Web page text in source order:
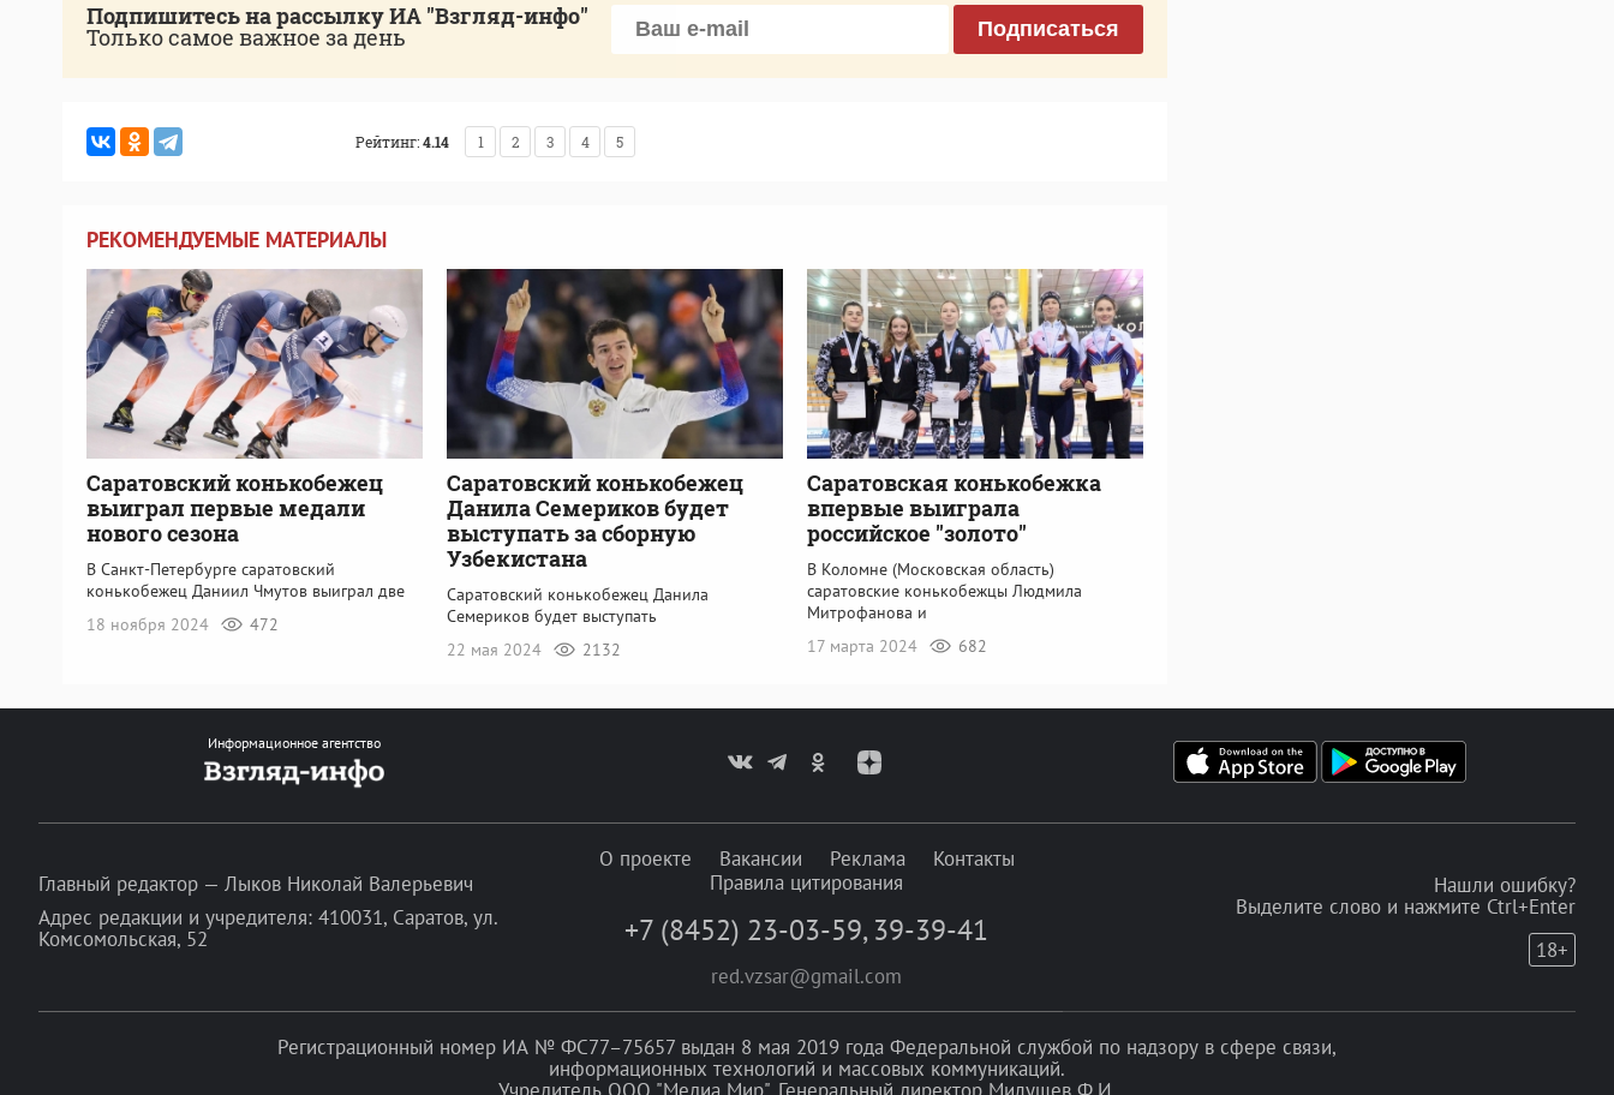
Подпишитесь на рассылку ИА "Взгляд-инфо"
Только самое важное за день Подписаться
Рейтинг:4.14 1 2 3 4 5
РЕКОМЕНДУЕМЫЕ МАТЕРИАЛЫ
Саратовский конькобежец
выиграл первые медали
нового сезона
В Санкт-Петербурге саратовский
конькобежец Даниил Чмутов выиграл две
18 ноября 2024
472
Саратовский конькобежец
Данила Семериков будет
выступать за сборную
Узбекистана
Саратовский конькобежец Данила
Семериков будет выступать
22 мая 2024
2132
Саратовская конькобежка
впервые выиграла
российское "золото"
В Коломне (Московская область)
саратовские конькобежцы Людмила
Митрофанова и
17 марта 2024
682
Информационное агентство
Главный редактор — Лыков Николай Валерьевич
Адрес редакции и учредителя: 410031, Саратов, ул.
Комсомольская, 52
О проекте Вакансии Реклама
Контакты
Правила цитирования
+7 (8452) 23-03-59, 39-39-41
red.vzsar@gmail.com
Нашли ошибку?
Выделите слово и нажмите Ctrl+Enter
18+
Регистрационный номер ИА № ФС77–75657 выдан 8 мая 2019 года Федеральной службой по надзору в сфере связи,
информационных технологий и массовых коммуникаций.